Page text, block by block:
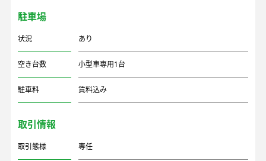
駐車場
状況 あり
空き台数 小型車専用1台
駐車料 賃料込み
取引情報
取引態様 専任